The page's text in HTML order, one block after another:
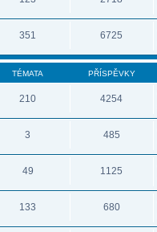
351 6725
TÉMATA PŘÍSPĚVKY
210 4254
3 485
49 1125
133 680